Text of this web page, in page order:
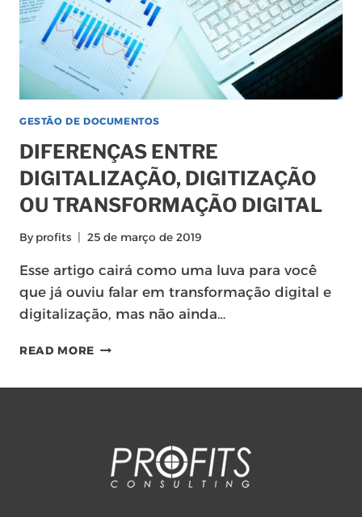
GESTÃO DE DOCUMENTOS
DIFERENÇAS ENTRE
DIGITALIZAÇÃO, DIGITIZAÇÃO
OU TRANSFORMAÇÃO DIGITAL
By profits 25 de março de 2019
Esse artigo cairá como uma luva para você
que já ouviu falar em transformação digital e
digitalização, mas não ainda…
READ MORE DIFERENÇAS
DIGITAL